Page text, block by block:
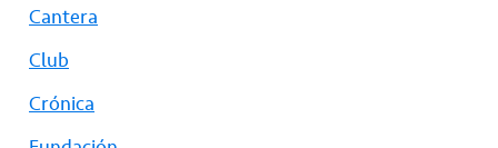
Cantera
Club
Crónica